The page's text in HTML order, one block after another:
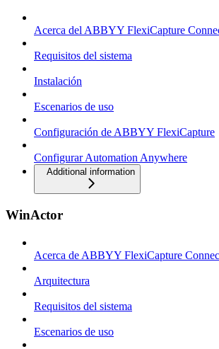
Acerca del ABBYY FlexiCapture
Requisitos del sistema
Instalación
Escenarios de uso
Configuración de ABBYY FlexiCapture
Configurar Automation Anywhere
Additional information
WinActor
Acerca de ABBYY FlexiCapture
Arquitectura
Requisitos del sistema
Escenarios de uso